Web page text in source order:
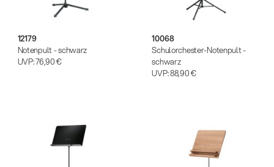
12179
Notenpult - schwarz
UVP:76,90 €
10068
Schulorchester-Notenpult -
schwarz
UVP:88,90 €